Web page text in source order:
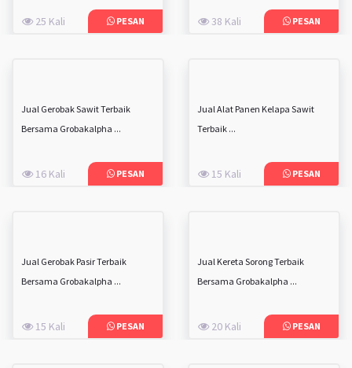
25 Kali PESAN 38 Kali PESAN
Jual Gerobak Sawit Terbaik
Bersama Grobakalpha ...
16 Kali PESAN
Jual Alat Panen Kelapa Sawit
Terbaik ...
15 Kali PESAN
Jual Gerobak Pasir Terbaik
Bersama Grobakalpha ...
15 Kali PESAN
Jual Kereta Sorong Terbaik
Bersama Grobakalpha ...
20 Kali PESAN